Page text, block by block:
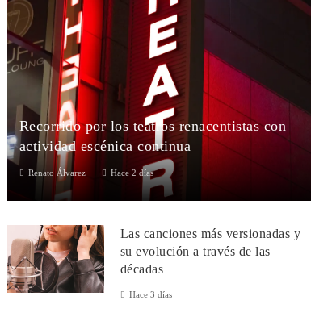
Recorrido por los teatros renacentistas con
actividad escénica continua
Renato Álvarez Hace 2 días
La trayectoria del teatro occidental se halla profundamente
continente europeo...
Las canciones más versionadas y
su evolución a través de las
décadas
Hace 3 días